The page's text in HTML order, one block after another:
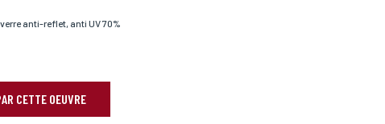
anti-reflet, anti UV 70%
CETTE OEUVRE